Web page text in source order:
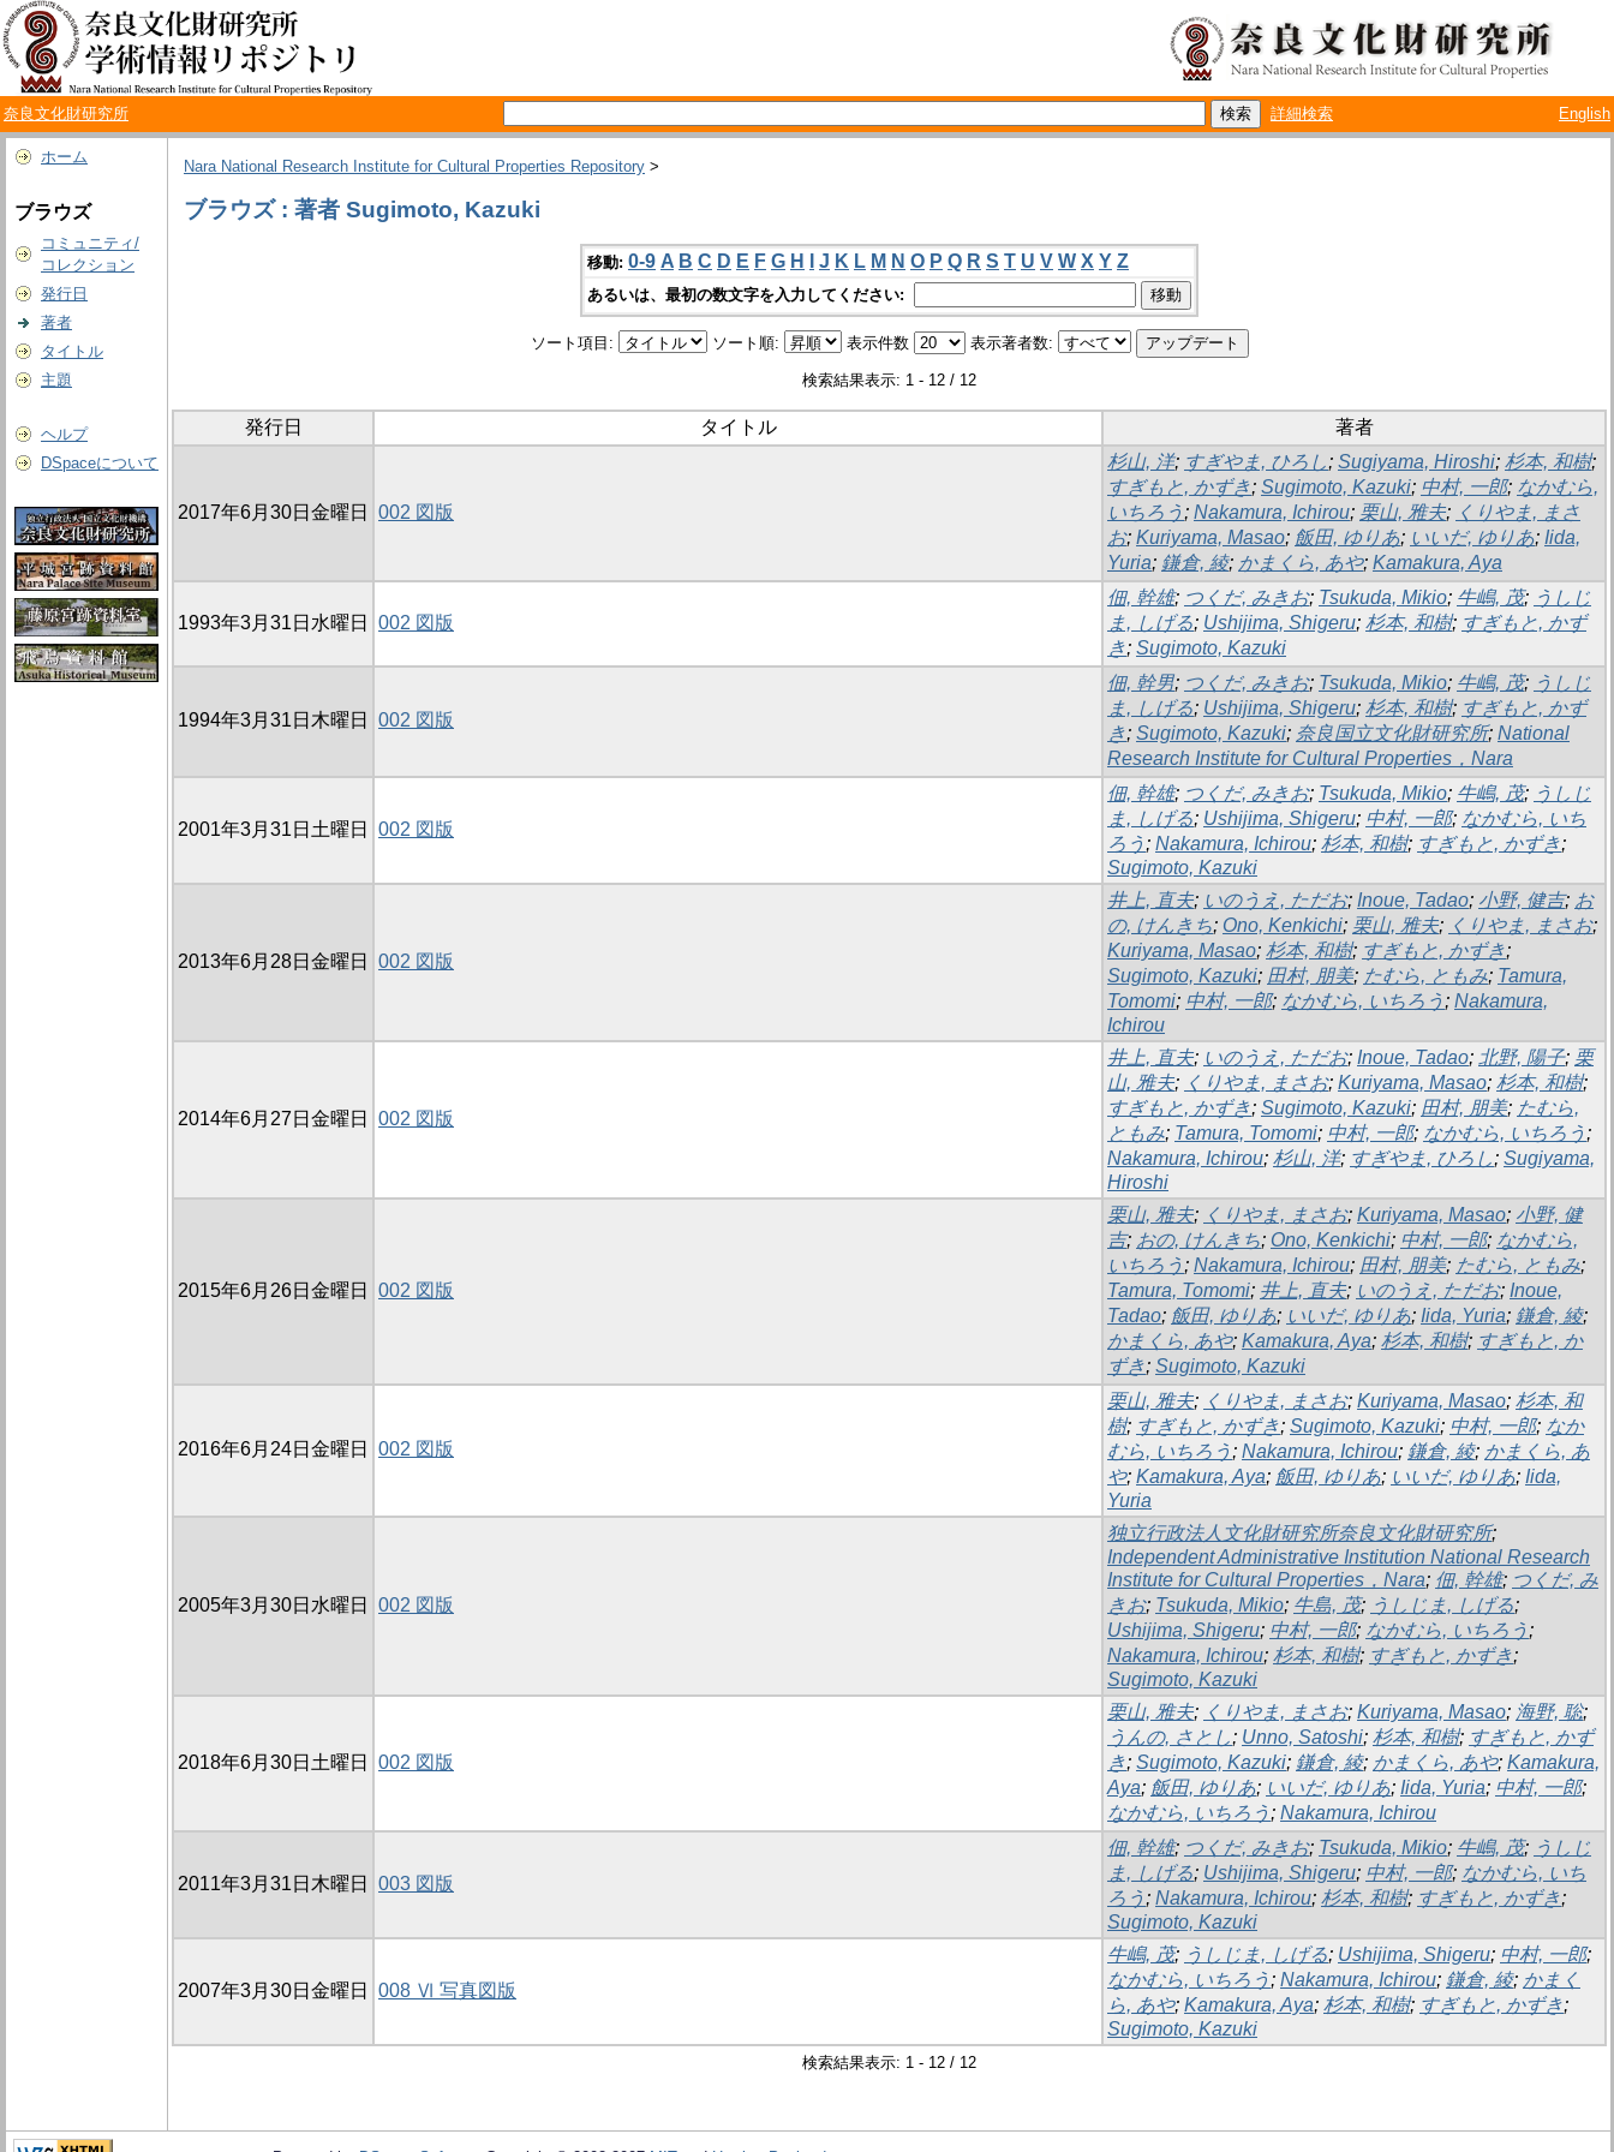
奈良文化財研究所 詳細検索 English
ホーム
ブラウズ
コミュニティ/
コレクション
発行日
著者
タイトル
主題
ヘルプ
DSpaceについて
Nara National Research Institute for Cultural Properties Repository >
ブラウズ : 著者 Sugimoto, Kazuki
移動: 0-9 A B C D E F G H J K L M N O P Q R S T U V W X Y Z
あるいは、最初の数文字を入力してください:
ソート項目: ソート順: 表示件数 表示著者数:
検索結果表示: 1 - 12 / 12
発行日 タイトル 著者
2017年6月30日金曜日 002 図版
杉山, 洋; すぎやま, ひろし; Sugiyama, Hiroshi; 杉本, 和樹;
すぎもと, かずき; Sugimoto, Kazuki; 中村, 一郎; なかむら,
いちろう ; Nakamura, Ichirou; 栗山, 雅夫; くりやま, まさ
お; Kuriyama, Masao; 飯田, ゆりあ; いいだ, ゆりあ; Iida,
Yuria; 鎌倉, 綾; かまくら, あや; Kamakura, Aya
1993年3月31日水曜日 002 図版
佃, 幹雄; つくだ, みきお; Tsukuda, Mikio; 牛嶋, 茂; うしじ
ま, しげる; Ushijima, Shigeru; 杉本, 和樹; すぎもと, かず
き; Sugimoto, Kazuki
1994年3月31日木曜日 002 図版
佃, 幹男; つくだ, みきお; Tsukuda, Mikio; 牛嶋, 茂; うしじ
ま, しげる; Ushijima, Shigeru; 杉本, 和樹; すぎもと, かず
き; Sugimoto, Kazuki; 奈良国立文化財研究所; National
Research Institute for Cultural Properties，Nara
2001年3月31日土曜日 002 図版
佃, 幹雄; つくだ, みきお; Tsukuda, Mikio; 牛嶋, 茂; うしじ
ま, しげる; Ushijima, Shigeru; 中村, 一郎; なかむら, いち
ろう ; Nakamura, Ichirou; 杉本, 和樹; すぎもと, かずき;
Sugimoto, Kazuki
2013年6月28日金曜日 002 図版
井上, 直夫; いのうえ, ただお; Inoue, Tadao; 小野, 健吉; お
の, けんきち; Ono, Kenkichi; 栗山, 雅夫; くりやま, まさお;
Kuriyama, Masao; 杉本, 和樹; すぎもと, かずき;
Sugimoto, Kazuki; 田村, 朋美; たむら, ともみ; Tamura,
Tomomi; 中村, 一郎; なかむら, いちろう ; Nakamura,
Ichirou
2014年6月27日金曜日 002 図版
井上, 直夫; いのうえ, ただお; Inoue, Tadao; 北野, 陽子; 栗
山, 雅夫; くりやま, まさお; Kuriyama, Masao; 杉本, 和樹;
すぎもと, かずき; Sugimoto, Kazuki; 田村, 朋美; たむら,
ともみ; Tamura, Tomomi; 中村, 一郎; なかむら, いちろう ;
Nakamura, Ichirou; 杉山, 洋; すぎやま, ひろし; Sugiyama,
Hiroshi
2015年6月26日金曜日 002 図版
栗山, 雅夫; くりやま, まさお; Kuriyama, Masao; 小野, 健
吉; おの, けんきち; Ono, Kenkichi; 中村, 一郎; なかむら,
いちろう ; Nakamura, Ichirou; 田村, 朋美; たむら, ともみ;
Tamura, Tomomi; 井上, 直夫; いのうえ, ただお; Inoue,
Tadao; 飯田, ゆりあ; いいだ, ゆりあ; Iida, Yuria; 鎌倉, 綾;
かまくら, あや; Kamakura, Aya; 杉本, 和樹; すぎもと, か
ずき; Sugimoto, Kazuki
2016年6月24日金曜日 002 図版
栗山, 雅夫; くりやま, まさお; Kuriyama, Masao; 杉本, 和
樹; すぎもと, かずき; Sugimoto, Kazuki; 中村, 一郎; なか
むら, いちろう ; Nakamura, Ichirou; 鎌倉, 綾; かまくら, あ
や; Kamakura, Aya; 飯田, ゆりあ; いいだ, ゆりあ; Iida,
Yuria
2005年3月30日水曜日 002 図版
独立行政法人文化財研究所奈良文化財研究所;
Independent Administrative Institution National Research
Institute for Cultural Properties，Nara; 佃, 幹雄; つくだ, み
きお; Tsukuda, Mikio; 牛島, 茂; うしじま, しげる;
Ushijima, Shigeru; 中村, 一郎; なかむら, いちろう ;
Nakamura, Ichirou; 杉本, 和樹; すぎもと, かずき;
Sugimoto, Kazuki
2018年6月30日土曜日 002 図版
栗山, 雅夫; くりやま, まさお; Kuriyama, Masao; 海野, 聡;
うんの, さとし; Unno, Satoshi; 杉本, 和樹; すぎもと, かず
き; Sugimoto, Kazuki; 鎌倉, 綾; かまくら, あや; Kamakura,
Aya; 飯田, ゆりあ; いいだ, ゆりあ; Iida, Yuria; 中村, 一郎;
なかむら, いちろう ; Nakamura, Ichirou
2011年3月31日木曜日 003 図版
佃, 幹雄; つくだ, みきお; Tsukuda, Mikio; 牛嶋, 茂; うしじ
ま, しげる; Ushijima, Shigeru; 中村, 一郎; なかむら, いち
ろう ; Nakamura, Ichirou; 杉本, 和樹; すぎもと, かずき;
Sugimoto, Kazuki
2007年3月30日金曜日 008 Ⅵ 写真図版
牛嶋, 茂; うしじま, しげる; Ushijima, Shigeru; 中村, 一郎;
なかむら, いちろう ; Nakamura, Ichirou; 鎌倉, 綾; かまく
ら, あや; Kamakura, Aya; 杉本, 和樹; すぎもと, かずき;
Sugimoto, Kazuki
検索結果表示: 1 - 12 / 12